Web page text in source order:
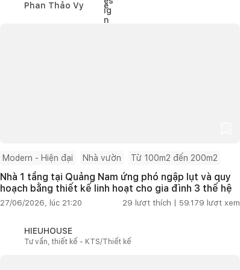
Phan Thảo Vy
Modern - Hiện đại Nhà vườn Từ 100m2 đến 200m2
Nhà 1 tầng tại Quảng Nam ứng phó ngập lụt và quy
hoạch bằng thiết kế linh hoạt cho gia đình 3 thế hệ
27/06/2026, lúc 21:20 29 lượt thích | 59.179 lượt xem
HIEUHOUSE
Tư vấn, thiết kế - KTS/Thiết kế